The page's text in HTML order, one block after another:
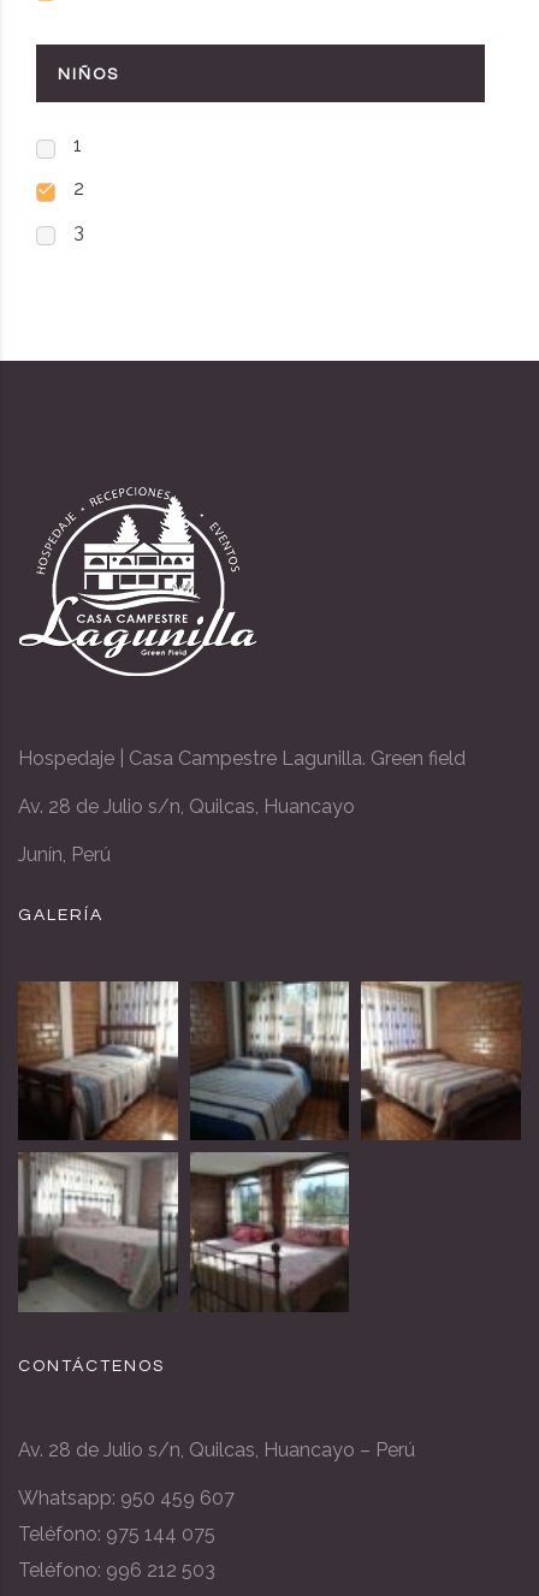
NIÑOS
1
2
3
Hospedaje | Casa Campestre Lagunilla. Green field
Av. 28 de Julio s/n, Quilcas, Huancayo
Junín, Perú
GALERÍA
CONTÁCTENOS
Av. 28 de Julio s/n, Quilcas, Huancayo – Perú
Whatsapp: 950 459 607
Teléfono: 975 144 075
Teléfono: 996 212 503